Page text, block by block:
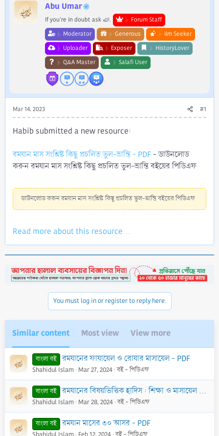
Abu Umar
If you're in doubt ask الله.
Forum Staff
Moderator
Generous
ilm Seeker
Uploader
Exposer
HistoryLover
Q&A Master
Salafi User
Mar 14, 2023 #1
Habib submitted a new resource:
রমযান মাস সংশ্লিষ্ট কিছু প্রচলিত ভুল-ভ্রান্তি - PDF- ডাউনলোড
করুন রমযান মাস সংশ্লিষ্ট কিছু প্রচলিত ভুল-ভ্রান্তি বইয়ের পিডিএফ
ডাউনলোড করুন রমযান মাস সংশ্লিষ্ট কিছু প্রচলিত ভুল-ভ্রান্তি বইয়ের পিডিএফ
Read more about this resource...
You must log in or register to reply here.
Similar content Most view View more
বাংলা বই রমযানের ফাযায়েল ও রোযার মাসায়েল - PDF
Shahidul Islam Mar 27, 2024 বই - পিডিএফ
বাংলা বই রমযানের বিষয়ভিত্তিক হাদিস : শিক্ষা ও মাসায়েল - PDF
Shahidul Islam Mar 28, 2024 বই - পিডিএফ
বাংলা বই রমযান মাসের ৩০ আসর - PDF